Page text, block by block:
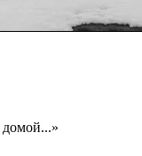
домой...»